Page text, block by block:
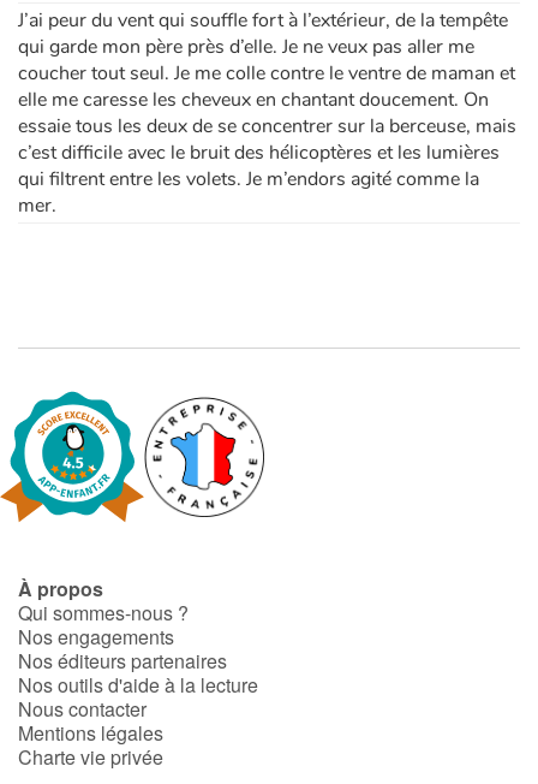
J’ai peur du vent qui souffle fort à l’extérieur, de la tempête
qui garde mon père près d’elle. Je ne veux pas aller me
coucher tout seul. Je me colle contre le ventre de maman et
elle me caresse les cheveux en chantant doucement. On
essaie tous les deux de se concentrer sur la berceuse, mais
c’est difficile avec le bruit des hélicoptères et les lumières
qui filtrent entre les volets. Je m’endors agité comme la
mer.
À propos
Qui sommes-nous ?
Nos engagements
Nos éditeurs partenaires
Nos outils d'aide à la lecture
Nous contacter
Mentions légales
Charte vie privée